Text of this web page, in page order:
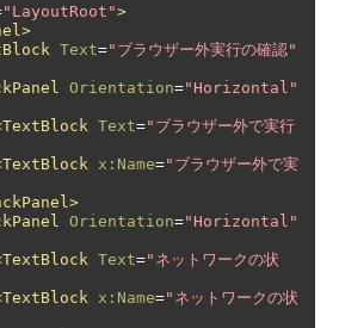
"LayoutRoot">
Text="ブラウザー外実行の確認"
Orientation="Horizontal"
Text="ブラウザー外で実行
x:Name="ブラウザー外で実
Orientation="Horizontal"
Text="ネットワークの状
x:Name="ネットワークの状